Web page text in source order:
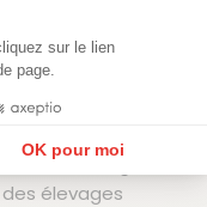
sur le lien
page.
OK pour moi
Options
afin de
son potentiel
longues,
élevages